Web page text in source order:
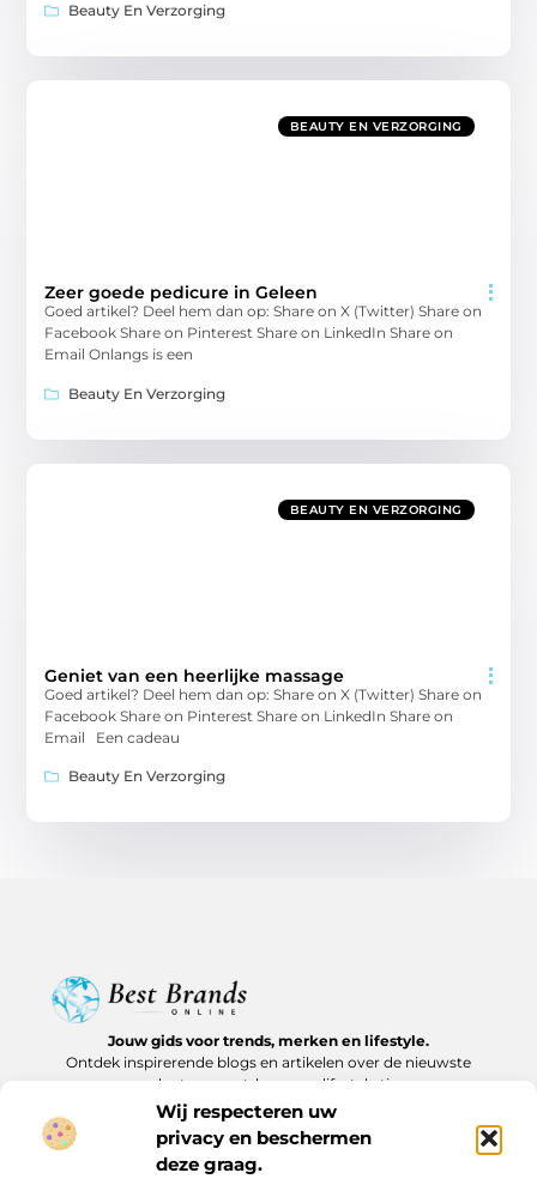
Wij respecteren uw
privacy en beschermen
deze graag.
Beauty En Verzorging
BEAUTY EN VERZORGING
Zeer goede pedicure in Geleen
Goed artikel? Deel hem dan op: Share on X (Twitter) Share on
Facebook Share on Pinterest Share on LinkedIn Share on
Email Onlangs is een
Beauty En Verzorging
BEAUTY EN VERZORGING
Geniet van een heerlijke massage
Goed artikel? Deel hem dan op: Share on X (Twitter) Share on
Facebook Share on Pinterest Share on LinkedIn Share on
Email Een cadeau
Beauty En Verzorging
Jouw gids voor trends, merken en lifestyle.
Ontdek inspirerende blogs en artikelen over de nieuwste
producten, must-haves en lifestyle tips.
Bericht categorie